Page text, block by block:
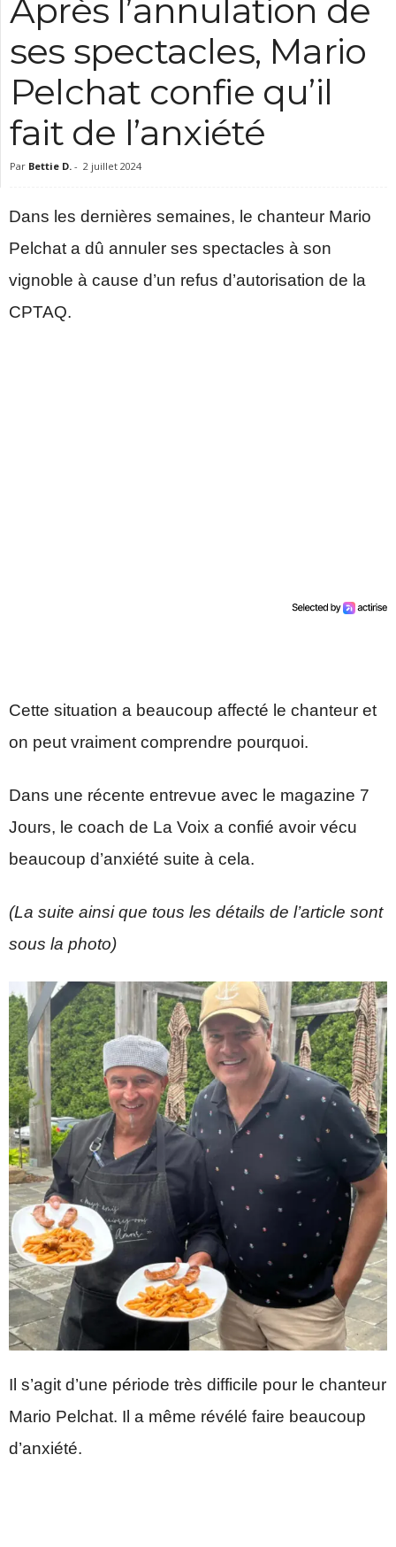
Après l’annulation de
ses spectacles, Mario
Pelchat confie qu’il
fait de l’anxiété
Par Bettie D. - 2 juillet 2024
Dans les dernières semaines, le chanteur Mario
Pelchat a dû annuler ses spectacles à son
vignoble à cause d’un refus d’autorisation de la
CPTAQ.
Cette situation a beaucoup affecté le chanteur et
on peut vraiment comprendre pourquoi.
Dans une récente entrevue avec le magazine 7
Jours, le coach de La Voix a confié avoir vécu
beaucoup d’anxiété suite à cela.
(La suite ainsi que tous les détails de l’article sont
sous la photo)
Il s’agit d’une période très difficile pour le chanteur
Mario Pelchat. Il a même révélé faire beaucoup
d’anxiété.